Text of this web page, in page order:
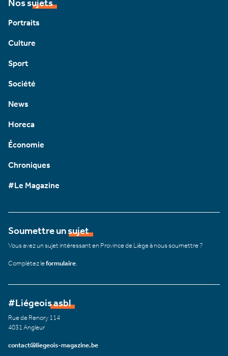
Nos sujets
Portraits
Culture
Sport
Société
News
Horeca
Économie
Chroniques
#Le Magazine
Soumettre un sujet
Vous avez un sujet intéressant en Province de Liège à nous soumettre ?
Complétez leformulaire
#Liégeois asbl
Rue de Renory 114
4031 Angleur
contact@liegeois-magazine.be